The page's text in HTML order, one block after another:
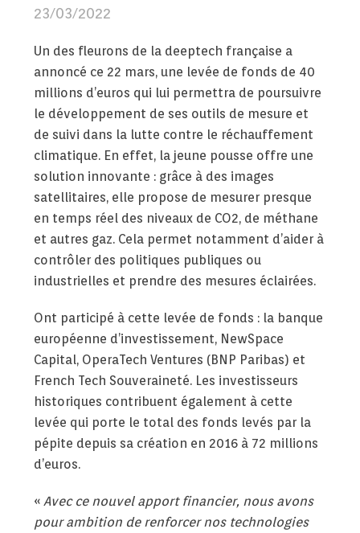
23/03/2022
Un des fleurons de la deeptech française a
annoncé ce 22 mars, une levée de fonds de 40
millions d’euros qui lui permettra de poursuivre
le développement de ses outils de mesure et
de suivi dans la lutte contre le réchauffement
climatique. En effet, la jeune pousse offre une
solution innovante : grâce à des images
satellitaires, elle propose de mesurer presque
en temps réel des niveaux de CO2, de méthane
et autres gaz. Cela permet notamment d’aider à
contrôler des politiques publiques ou
industrielles et prendre des mesures éclairées.
Ont participé à cette levée de fonds : la banque
européenne d’investissement, NewSpace
Capital, OperaTech Ventures (BNP Paribas) et
French Tech Souveraineté. Les investisseurs
historiques contribuent également à cette
levée qui porte le total des fonds levés par la
pépite depuis sa création en 2016 à 72 millions
d’euros.
«Avec ce nouvel apport financier, nous avons
pour ambition de renforcer nos technologies